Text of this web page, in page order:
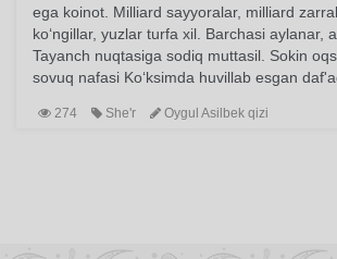
ega koinot. Milliard sayyoralar, milliard
ko‘ngillar, yuzlar turfa xil. Barchasi aylanar,
Tayanch nuqtasiga sodiq muttasil. Sokin
sovuq nafasi Ko‘ksimda huvillab esgan
274 She'r Oygul Asilbek qizi